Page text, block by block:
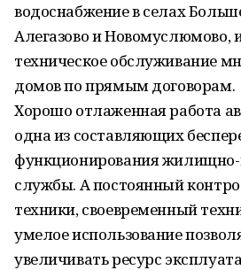
водоснабжение в селах
Алегазово и Новомуслюмово,
техническое обслуживание
домов по прямым договорам.
Хорошо отлаженная работа
одна из составляющих
функционирования
службы. А постоянный
техники, своевременный
умелое использование
увеличивать ресурс